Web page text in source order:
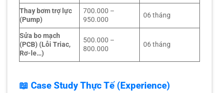
Thay bơm trợ lực
(Pump)
700.000 –
950.000
06 tháng
Sửa bo mạch
(PCB) (Lỗi Triac,
Rơ-le…)
500.000 –
800.000
06 tháng
📖 Case Study Thực Tế (Experience)